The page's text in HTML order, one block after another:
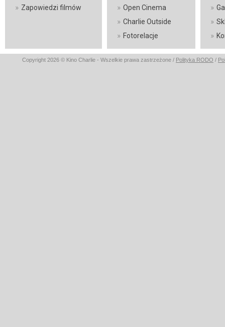
» Zapowiedzi filmów » Open Cinema
» Charlie Outside
» Fotorelacje
»
»
»
Copyright 2026 © Kino Charlie - Wszelkie prawa zastrzeżone / Polityka RODO /